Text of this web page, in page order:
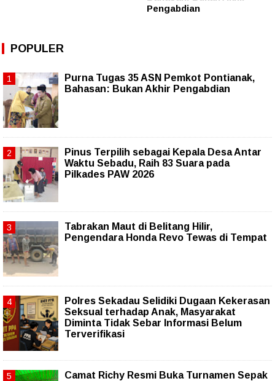
Pengabdian
POPULER
Purna Tugas 35 ASN Pemkot Pontianak,
Bahasan: Bukan Akhir Pengabdian
Pinus Terpilih sebagai Kepala Desa Antar
Waktu Sebadu, Raih 83 Suara pada
Pilkades PAW 2026
Tabrakan Maut di Belitang Hilir,
Pengendara Honda Revo Tewas di Tempat
Polres Sekadau Selidiki Dugaan Kekerasan
Seksual terhadap Anak, Masyarakat
Diminta Tidak Sebar Informasi Belum
Terverifikasi
Camat Richy Resmi Buka Turnamen Sepak